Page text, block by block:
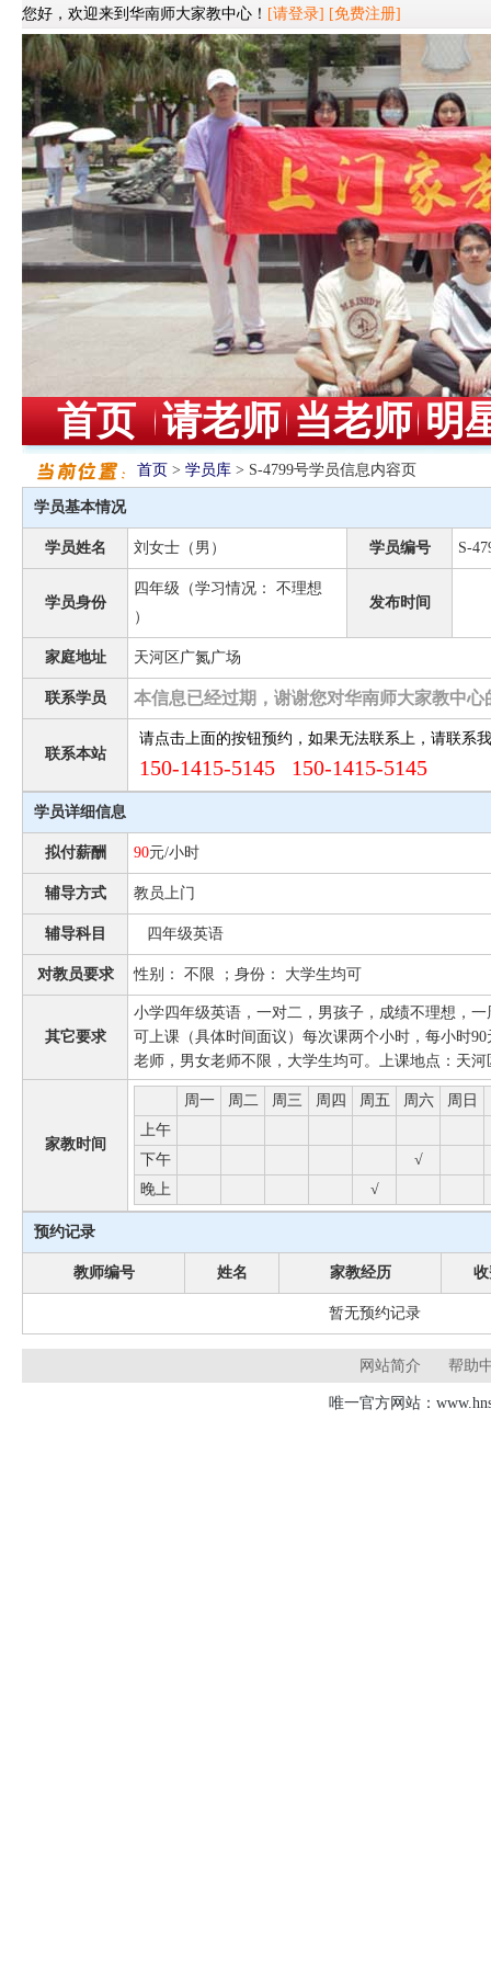
您好，欢迎来到华南师大家教中心！ [请登录] [免费注册]
首页 请老师 当老师 明
首页 > 学员库 > S-4799号学员信息内容页
学员基本情况
学员姓名 刘女士（男） 学员编号 S-
学员身份
四年级（学习情况： 不理想
）
发布时间
家庭地址 天河区广氮广场
联系学员 本信息已经过期，谢谢您对华南师大家教中心
联系本站
请点击上面的按钮预约，如果无法联系上，请联系
150-1415-5145 150-1415-5145
学员详细信息
拟付薪酬 90元/小时
辅导方式 教员上门
辅导科目 四年级英语
对教员要求 性别： 不限 ；身份： 大学生均可
其它要求
小学四年级英语，一对二，男孩子，成绩不理想，
可上课（具体时间面议）每次课两个小时，每小时
老师，男女老师不限，大学生均可。上课地点：天
家教时间
周一 周二 周三 周四 周五 周六 周日
上午
下午
√
晚上
√
预约记录
教师编号 姓名 家教经历
暂无预约记录
网站简介 帮助
唯一官方网站：